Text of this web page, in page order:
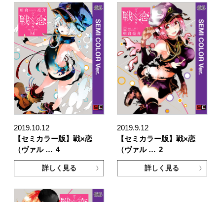
2019.10.12
【セミカラー版】戦×恋
（ヴァル … 4
詳しく見る
2019.9.12
【セミカラー版】戦×恋
（ヴァル … 2
詳しく見る